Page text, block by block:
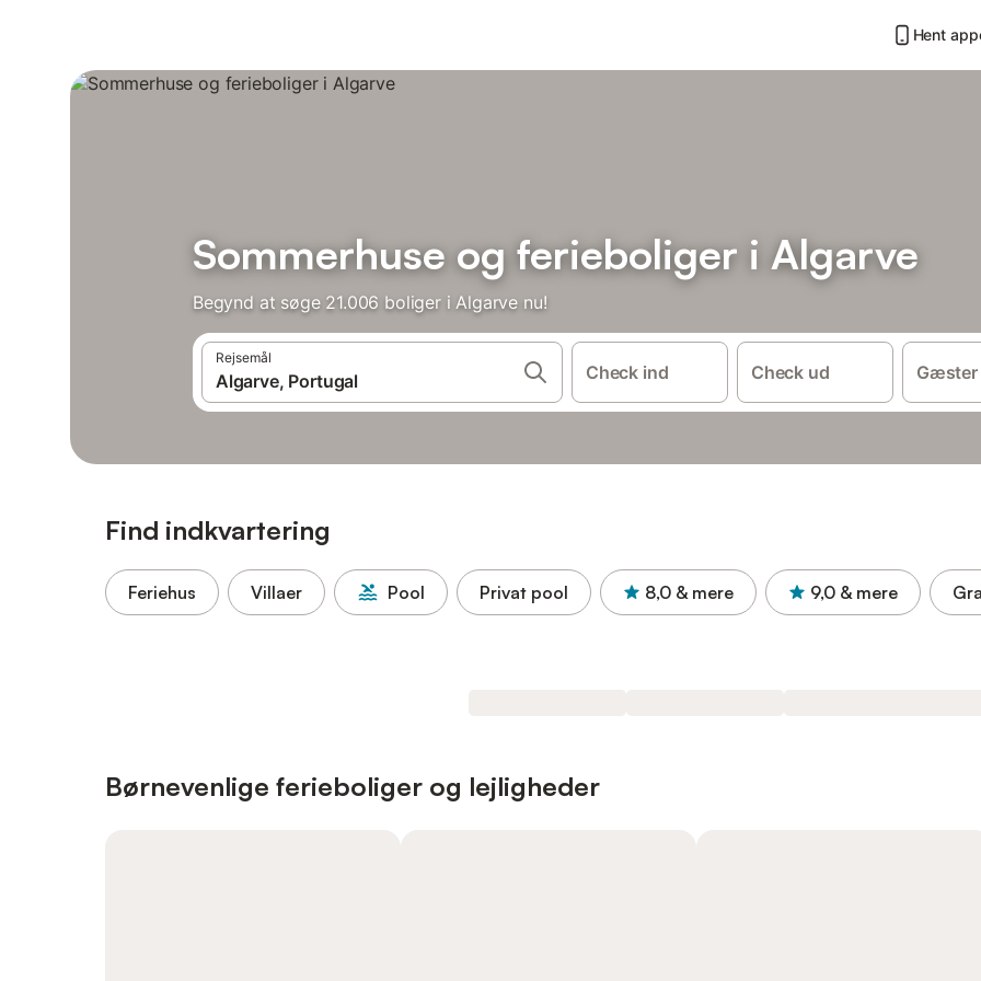
Hent
Sommerhuse og ferieboliger i Algarve
Begynd at søge 21.006 boliger i Algarve nu!
Rejsemål
Check ind Check ud Gæster
Find indkvartering
Feriehus Villaer Pool Privat pool 8,0 & mere 9,0 & mere
Børnevenlige ferieboliger og lejligheder